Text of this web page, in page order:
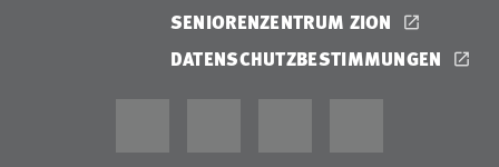
SENIORENZENTRUM ZION
DATENSCHUTZBESTIMMUNGEN